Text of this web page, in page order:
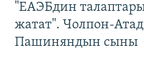
"ЕАЭБдин
жатат". Чолпон-
Пашиняндын сыны